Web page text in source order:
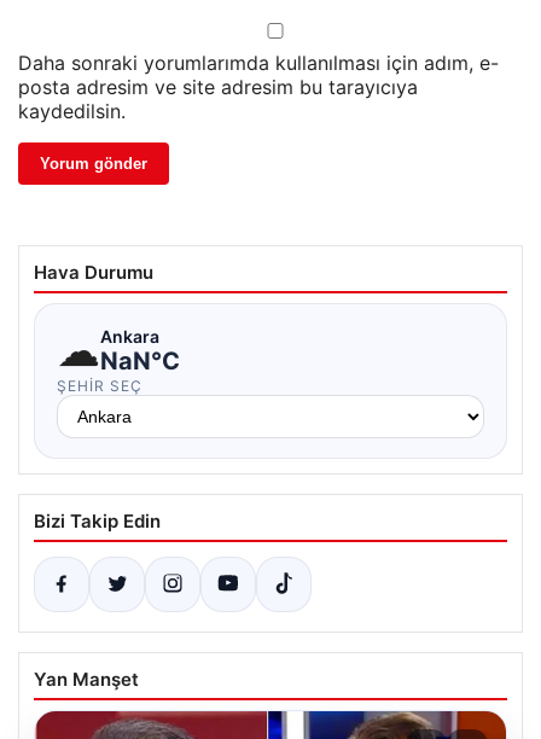
Daha sonraki yorumlarımda kullanılması için adım, e-
posta adresim ve site adresim bu tarayıcıya
kaydedilsin.
Hava Durumu
☁Ankara
NaN°C
ŞEHIR SEÇ
Bizi Takip Edin
Yan Manşet